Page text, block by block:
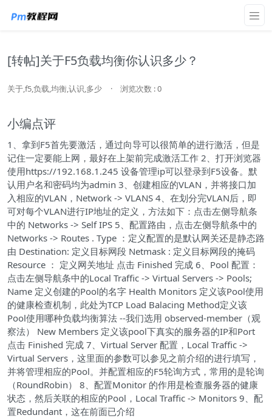
[转帖]关于F5负载均衡你认识多少？
关于,f5,负载,均衡,认识,多少 · 浏览次数 : 0
小编点评
1、拿到F5首先要激活，通过向导可以很简单的进行激活，但是
记住一定要能上网，最好在上架前完成激活工作 2、打开浏览器
使用https://192.168.1.245 设备管理ip可以登录到F5设备。默
认用户名和密码均为admin 3、创建相应的VLAN，并将接口加
入相应的VLAN，Network -> VLANS 4、在划分完VLAN后，即
可对每个VLAN进行IP地址的定义，方法如下：点击左侧导航条
中的 Networks -> Self IPS 5、配置路由，点击左侧导航条中的
Networks -> Routes . Type ：定义配置的是默认网关还是静态路
由 Destination: 定义目标网段 Netmask : 定义目标网段的掩码
Resource ： 定义网关地址 点击 Finished 完成 6、Pool 配置：
点击左侧导航条中的Local Traffic -> Virtual Servers -> Pools;
Name 定义创建的Pool的名字 Health Monitors 定义该Pool使用
的健康检查机制，此处为TCP Load Balacing Method定义该
Pool使用哪种负载均衡算法 --我们选用 observed-member（观
察法） New Members 定义该pool下真实的服务器的IP和Port
点击 Finished 完成 7、Virtual Server 配置，Local Traffic ->
Virtual Servers，这里面的参数可以参见之前介绍的进行填写，
并将管理相应的Pool。并配置相应的F5轮询方式，常用的是轮询
（RoundRobin） 8、配置Monitor 的作用是检查服务器的健康
状态，然后关联的相应的Pool，Local Traffic -> Monitors 9、配
置Redundant，这在前面已介绍